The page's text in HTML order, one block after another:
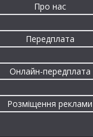
Про нас
Передплата
Онлайн-передплата
Розміщення реклами